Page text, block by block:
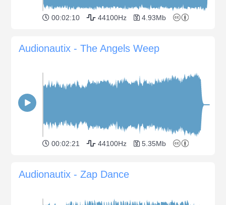
00:02:10 44100Hz 4.93Mb
Audionautix - The Angels Weep
00:02:21 44100Hz 5.35Mb
Audionautix - Zap Dance